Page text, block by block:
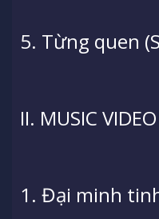
5. Từng quen
II. MUSIC
1. Đại minh